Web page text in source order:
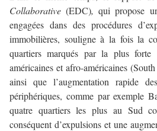
Collaborative(EDC),qui propose
engagées dans des procédures
immobilières, souligne à la fois la
quartiers marqués par la plus forte
américaines et afro-américaines
ainsi que l’augmentation rapide
périphériques, comme par exemple
quatre quartiers les plus au Sud
conséquent d’expulsions et une